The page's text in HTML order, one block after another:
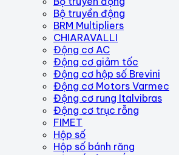
Bộ truyền động
BRM Multipliers
CHIARAVALLI
Động cơ AC
Động cơ giảm tốc
Động cơ hộp số Brevini
Động cơ Motors Varmec
Động cơ rung Italvibras
Động cơ trục rỗng
FIMET
Hộp số
Hộp số bánh răng